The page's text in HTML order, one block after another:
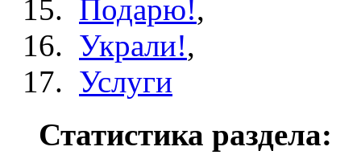
Подарю!,
Украли!,
Услуги
Статистика раздела: